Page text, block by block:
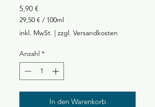
5,90 €Preis
29,50 € / 100ml
29,50 €
pro
Milliliter
inkl. MwSt. | zzgl. Versandkosten
Anzahl *
In den Warenkorb